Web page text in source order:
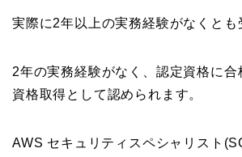
実際に2年以上の実務経験がなくとも
2年の実務経験がなく、認定資格に合
資格取得として認められます。
AWS セキュリティスペシャリスト